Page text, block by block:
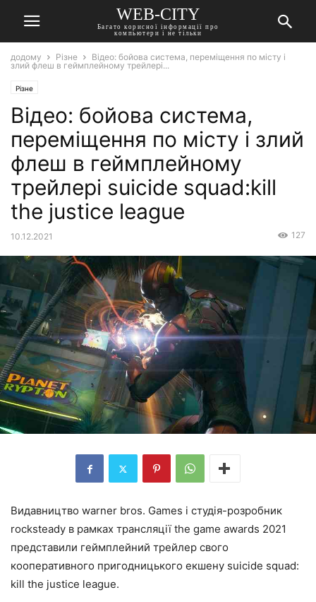
WEB-CITY
Багато корисної інформації про
компьютери і не тільки
додому Різне
Відео: бойова система, переміщення по місту і
злий флеш в геймплейному трейлері...
Різне
Відео: бойова система,
переміщення по місту і злий
флеш в геймплейному
трейлері suicide squad:kill
the justice league
10.12.2021 127
Видавництво warner bros. Games і студія-розробник
rocksteady в рамках трансляції the game awards 2021
представили геймплейний трейлер свого
кооперативного пригодницького екшену suicide squad:
kill the justice league.